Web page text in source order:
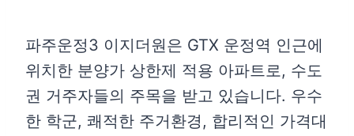
파주운정3 이지더원은 GTX 운정역 인근에
위치한 분양가 상한제 적용 아파트로, 수도
권 거주자들의 주목을 받고 있습니다. 우수
한 학군, 쾌적한 주거환경, 합리적인 가격대